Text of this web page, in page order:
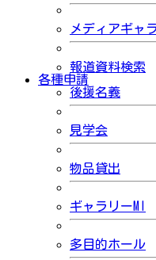
メディアギャ
報道資料検索
各種申請
後援名義
見学会
物品貸出
ギャラリーMI
多目的ホール